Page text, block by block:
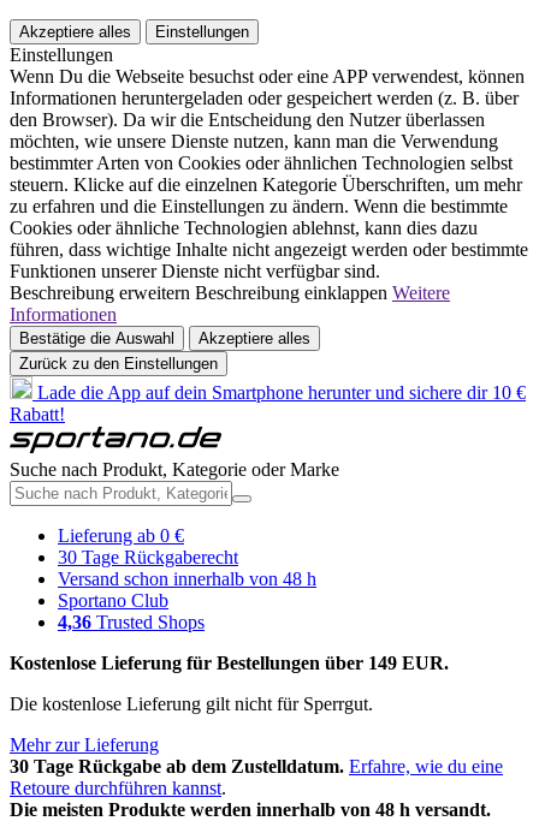
Akzeptiere alles Einstellungen
Einstellungen
Wenn Du die Webseite besuchst oder eine APP verwendest, können
Informationen heruntergeladen oder gespeichert werden (z. B. über
den Browser). Da wir die Entscheidung den Nutzer überlassen
möchten, wie unsere Dienste nutzen, kann man die Verwendung
bestimmter Arten von Cookies oder ähnlichen Technologien selbst
steuern. Klicke auf die einzelnen Kategorie Überschriften, um mehr
zu erfahren und die Einstellungen zu ändern. Wenn die bestimmte
Cookies oder ähnliche Technologien ablehnst, kann dies dazu
führen, dass wichtige Inhalte nicht angezeigt werden oder bestimmte
Funktionen unserer Dienste nicht verfügbar sind.
Beschreibung erweitern Beschreibung einklappen Weitere
Informationen
Bestätige die Auswahl
Akzeptiere alles
Zurück zu den Einstellungen
Lade die App auf dein Smartphone herunter und sichere dir 10 €
Rabatt!
Suche nach Produkt, Kategorie oder Marke
Lieferung ab 0 €
30 Tage Rückgaberecht
Versand schon innerhalb von 48 h
Sportano Club
4,36 Trusted Shops
Kostenlose Lieferung für Bestellungen über 149 EUR.
Die kostenlose Lieferung gilt nicht für Sperrgut.
Mehr zur Lieferung
30 Tage Rückgabe ab dem Zustelldatum. Erfahre, wie du eine
Retoure durchführen kannst.
Die meisten Produkte werden innerhalb von 48 h versandt.